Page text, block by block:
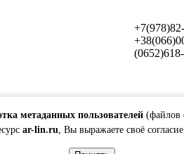
метаданных пользователей(файлов
ar-lin.ru, Вы выражаете своё